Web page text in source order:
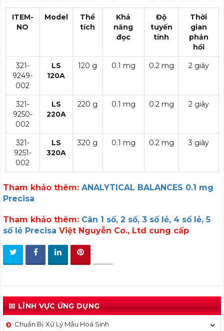
ITEM-
NO
Model
Thể
tích
Khả
năng
đọc
Độ
tuyến
tính
Thời
gian
phản
hồi
321-
9249-
002
LS
120A
120 g 0.1 mg 0.2 mg 2 giây
321-
9250-
002
LS
220A
220 g 0.1 mg 0.2 mg 2 giây
321-
9251-
002
LS
320A
320 g 0.1 mg 0.2 mg 3 giây
Tham khảo thêm: ANALYTICAL BALANCES 0.1 mg
Precisa
Tham khảo thêm: Cân 1 số, 2 số, 3 số lẻ, 4 số lẻ, 5
số lẻ Precisa Việt Nguyễn Co., Ltd cung cấp
LĨNH VỰC ỨNG DỤNG
Chuẩn Bị Xử Lý Mẫu Hoá Sinh